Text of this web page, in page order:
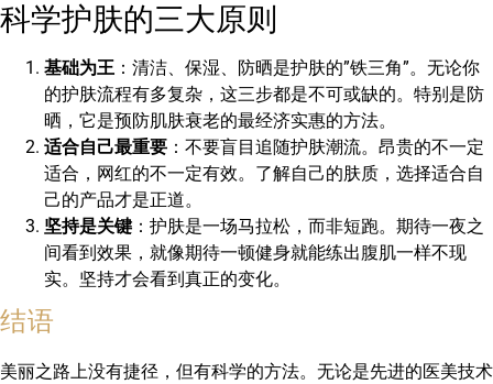
科学护肤的三大原则
基础为王 ：清洁、保湿、防晒是护肤的”铁三角”。无论你
的护肤流程有多复杂，这三步都是不可或缺的。特别是防
晒，它是预防肌肤衰老的最经济实惠的方法。
适合自己最重要 ：不要盲目追随护肤潮流。昂贵的不一定
适合，网红的不一定有效。了解自己的肤质，选择适合自
己的产品才是正道。
坚持是关键 ：护肤是一场马拉松，而非短跑。期待一夜之
间看到效果，就像期待一顿健身就能练出腹肌一样不现
实。坚持才会看到真正的变化。
结语
美丽之路上没有捷径，但有科学的方法。无论是先进的医美技术